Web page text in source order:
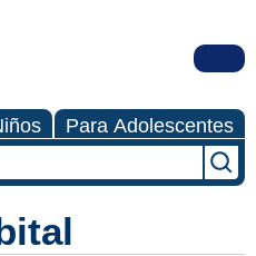
Para Adolescentes